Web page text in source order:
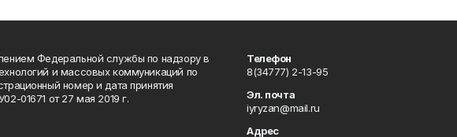
Федеральной службы по надзору в
и массовых коммуникаций по
номер и дата принятия
01671 от 27 мая 2019 г.
Телефон
8(34777) 2-13-95
Эл. почта
iyryzan@mail.ru
Адрес